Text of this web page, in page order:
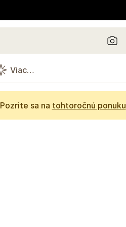
Viac…
Pozrite sa na tohtoročnú ponuku